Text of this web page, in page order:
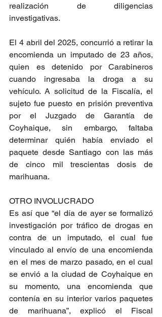
realización de diligencias
investigativas.
El 4 abril del 2025, concurrió a retirar la
encomienda un imputado de 23 años,
quien es detenido por Carabineros
cuando ingresaba la droga a su
vehículo. A solicitud de la Fiscalía, el
sujeto fue puesto en prisión preventiva
por el Juzgado de Garantía de
Coyhaique, sin embargo, faltaba
determinar quién había enviado el
paquete desde Santiago con las más
de cinco mil trescientas dosis de
marihuana.
OTRO INVOLUCRADO
Es así que “el día de ayer se formalizó
investigación por tráfico de drogas en
contra de un imputado, el cual fue
vinculado al envío de una encomienda
en el mes de marzo pasado, en el cual
se envió a la ciudad de Coyhaique en
su momento, una encomienda que
contenía en su interior varios paquetes
de marihuana”, explicó el Fiscal